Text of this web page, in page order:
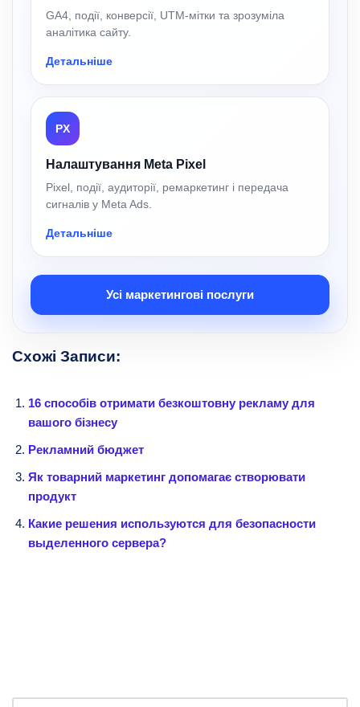
GA4, події, конверсії, UTM-мітки та зрозуміла
аналітика сайту.
Детальніше
PX
Налаштування Meta Pixel
Pixel, події, аудиторії, ремаркетинг і передача
сигналів у Meta Ads.
Детальніше
Усі маркетингові послуги
Схожі Записи:
16 способів отримати безкоштовну рекламу для
вашого бізнесу
Рекламний бюджет
Як товарний маркетинг допомагає створювати
продукт
Какие решения используются для безопасности
выделенного сервера?